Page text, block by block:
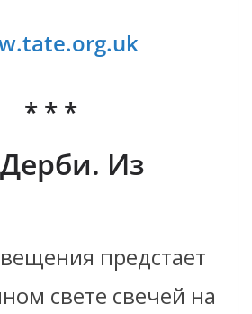
* * *
Из
предстает
свете свечей на